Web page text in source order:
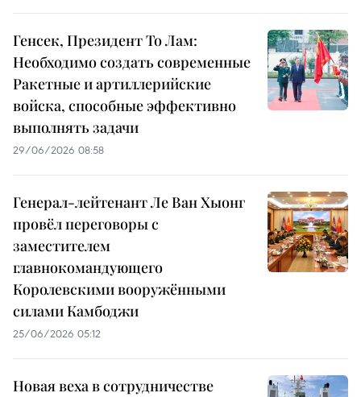
Генсек, Президент То Лам:
Необходимо создать современные
Ракетные и артиллерийские
войска, способные эффективно
выполнять задачи
29/06/2026 08:58
Генерал-лейтенант Ле Ван Хыонг
провёл переговоры с
заместителем
главнокомандующего
Королевскими вооружёнными
силами Камбоджи
25/06/2026 05:12
Новая веха в сотрудничестве